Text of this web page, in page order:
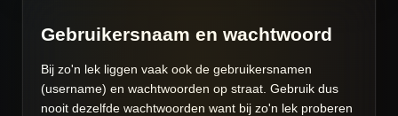
Gebruikersnaam en wachtwoord
Bij zo'n lek liggen vaak ook de gebruikersnamen
(username) en wachtwoorden op straat. Gebruik dus
nooit dezelfde wachtwoorden want bij zo'n lek proberen